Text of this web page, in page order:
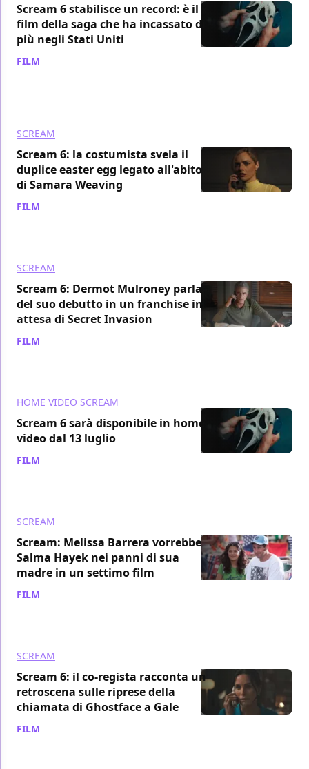
Scream 6 stabilisce un record: è il
film della saga che ha incassato di
più negli Stati Uniti
FILM
SCREAM
Scream 6: la costumista svela il
duplice easter egg legato all'abito
di Samara Weaving
FILM
SCREAM
Scream 6: Dermot Mulroney parla
del suo debutto in un franchise in
attesa di Secret Invasion
FILM
HOME VIDEO SCREAM
Scream 6 sarà disponibile in home
video dal 13 luglio
FILM
SCREAM
Scream: Melissa Barrera vorrebbe
Salma Hayek nei panni di sua
madre in un settimo film
FILM
SCREAM
Scream 6: il co-regista racconta un
retroscena sulle riprese della
chiamata di Ghostface a Gale
FILM